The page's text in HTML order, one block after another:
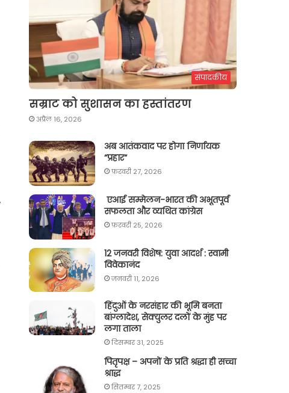
संपादकीय
सम्राट को सुशासन का हस्तांतरण
अप्रैल 16, 2026
अब आतंकवाद पर होगा निर्णायक
“प्रहार“
फ़रवरी 27, 2026
एआई सम्मेलन-भारत की अभूतपूर्व
सफलता और व्यथित कांग्रेस
फ़रवरी 25, 2026
12 जनवरी विशेष: युवा आदर्श : स्वामी
विवेकानंद
जनवरी 11, 2026
हिंदुओं के नरसंहार की भूमि बनता
बांग्लादेश, सेक्युलर दलों के मुंह पर
लगा ताला
दिसम्बर 31, 2025
पितृपक्ष – अपनों के प्रति श्रद्धा ही सच्चा
श्राद्ध
सितम्बर 7, 2025